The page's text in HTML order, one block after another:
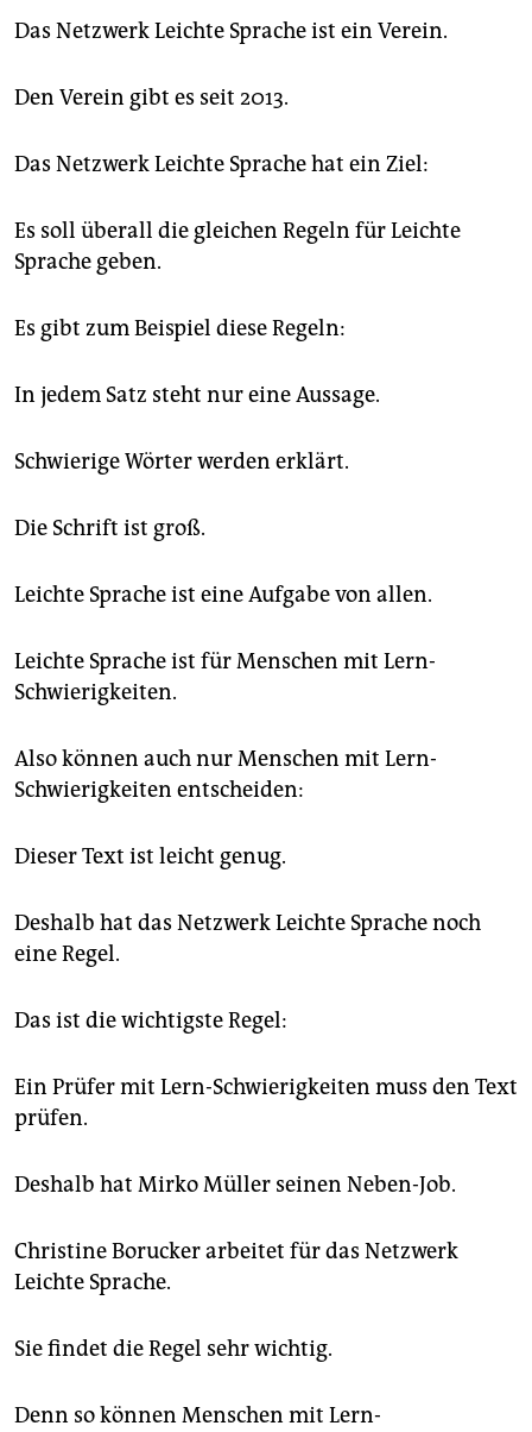
Das Netzwerk Leichte Sprache ist ein Verein.
Den Verein gibt es seit 2013.
Das Netzwerk Leichte Sprache hat ein Ziel:
Es soll überall die gleichen Regeln für Leichte
Sprache geben.
Es gibt zum Beispiel diese Regeln:
In jedem Satz steht nur eine Aussage.
Schwierige Wörter werden erklärt.
Die Schrift ist groß.
Leichte Sprache ist eine Aufgabe von allen.
Leichte Sprache ist für Menschen mit Lern-
Schwierigkeiten.
Also können auch nur Menschen mit Lern-
Schwierigkeiten entscheiden:
Dieser Text ist leicht genug.
Deshalb hat das Netzwerk Leichte Sprache noch
eine Regel.
Das ist die wichtigste Regel:
Ein Prüfer mit Lern-Schwierigkeiten muss den Text
prüfen.
Deshalb hat Mirko Müller seinen Neben-Job.
Christine Borucker arbeitet für das Netzwerk
Leichte Sprache.
Sie findet die Regel sehr wichtig.
Denn so können Menschen mit Lern-